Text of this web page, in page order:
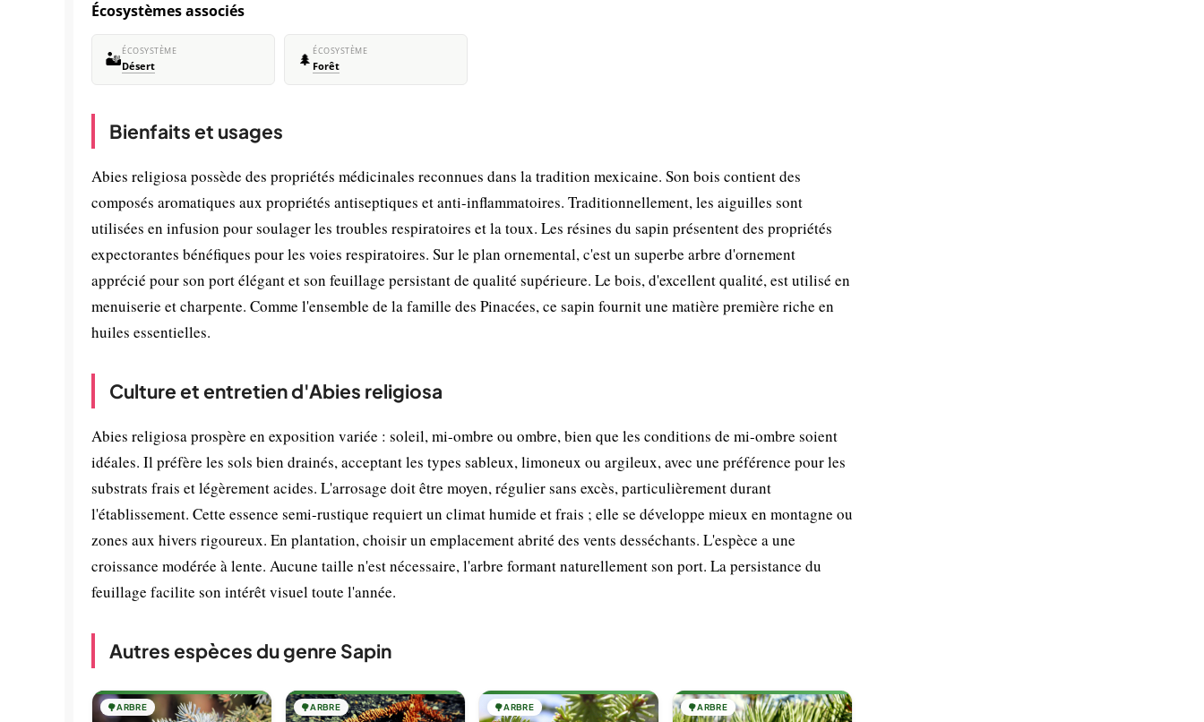
Écosystèmes associés
🏜️ÉCOSYSTÈME
Désert 🌲 ÉCOSYSTÈME
Forêt
Bienfaits et usages
Abies religiosa possède des propriétés médicinales reconnues dans la tradition mexicaine. Son bois contient des
composés aromatiques aux propriétés antiseptiques et anti-inflammatoires. Traditionnellement, les aiguilles sont
utilisées en infusion pour soulager les troubles respiratoires et la toux. Les résines du sapin présentent des propriétés
expectorantes bénéfiques pour les voies respiratoires. Sur le plan ornemental, c'est un superbe arbre d'ornement
apprécié pour son port élégant et son feuillage persistant de qualité supérieure. Le bois, d'excellent qualité, est utilisé en
menuiserie et charpente. Comme l'ensemble de la famille des Pinacées, ce sapin fournit une matière première riche en
huiles essentielles.
Culture et entretien d'Abies religiosa
Abies religiosa prospère en exposition variée : soleil, mi-ombre ou ombre, bien que les conditions de mi-ombre soient
idéales. Il préfère les sols bien drainés, acceptant les types sableux, limoneux ou argileux, avec une préférence pour les
substrats frais et légèrement acides. L'arrosage doit être moyen, régulier sans excès, particulièrement durant
l'établissement. Cette essence semi-rustique requiert un climat humide et frais ; elle se développe mieux en montagne ou
zones aux hivers rigoureux. En plantation, choisir un emplacement abrité des vents desséchants. L'espèce a une
croissance modérée à lente. Aucune taille n'est nécessaire, l'arbre formant naturellement son port. La persistance du
feuillage facilite son intérêt visuel toute l'année.
Autres espèces du genre Sapin
🌳ARBRE 🌳ARBRE 🌳ARBRE 🌳ARBRE